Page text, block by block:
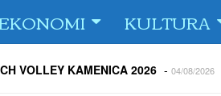
KULTURA
Drita në Europa Conference League -